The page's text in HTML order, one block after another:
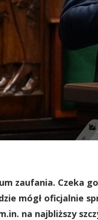
zaufania. Czeka
mógł oficjalnie
na najbliższy